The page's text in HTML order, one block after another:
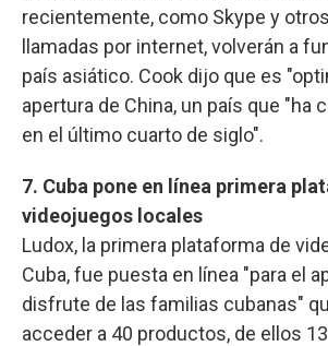
recientemente, como Skype y
llamadas por internet, volverán a
país asiático. Cook dijo que es
apertura de China, un país que "ha
en el último cuarto de siglo".
7. Cuba pone en línea primera
videojuegos locales
Ludox, la primera plataforma de
Cuba, fue puesta en línea "para el
disfrute de las familias cubanas"
acceder a 40 productos, de ellos